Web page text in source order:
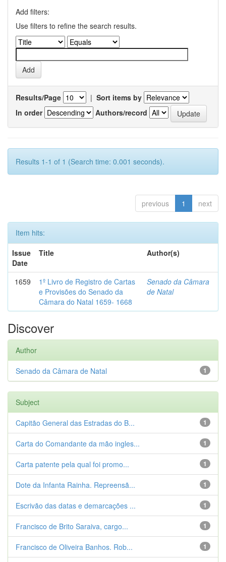
Add filters:
Use filters to refine the search results.
Results/Page | Sort items by
In order
Authors/record
Results 1-1 of 1 (Search time: 0.001 seconds).
previous 1 next
Item hits:
Issue
Date
Title Author(s)
1659
1º Livro de Registro de Cartas
e Provisões do Senado da
Câmara do Natal 1659- 1668
Senado da Câmara
de Natal
Discover
Author
1
Senado da Câmara de Natal
Subject
1
Capitão General das Estradas do B...
1
Carta do Comandante da mão ingles...
1
Carta patente pela qual foi promo...
1
Dote da Infanta Rainha. Repreensã...
1
Escrivão das datas e demarcações ...
1
Francisco de Brito Saraiva, cargo...
1
Francisco de Oliveira Banhos. Rob...